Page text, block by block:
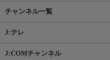
チャンネル一覧
J:テレ
J:COMチャンネル